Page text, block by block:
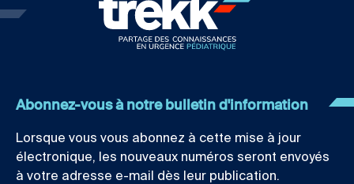
Abonnez-vous à notre bulletin d'information
Lorsque vous vous abonnez à cette mise à jour
électronique, les nouveaux numéros seront envoyés
à votre adresse e-mail dès leur publication.